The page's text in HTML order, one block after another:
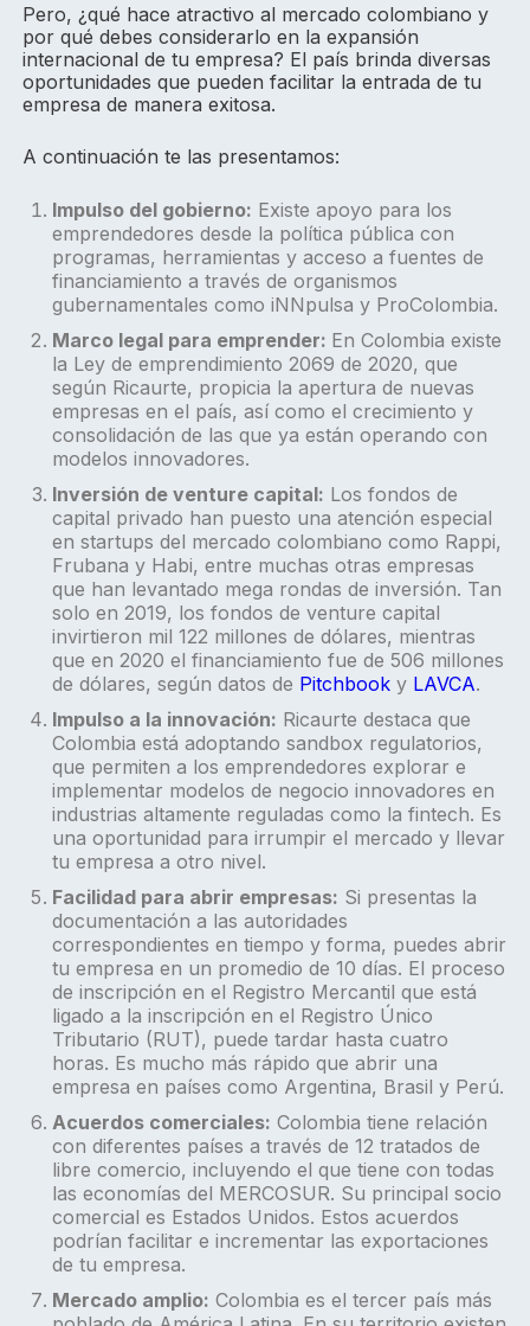
Pero, ¿qué hace atractivo al mercado colombiano y
por qué debes considerarlo en la expansión
internacional de tu empresa? El país brinda diversas
oportunidades que pueden facilitar la entrada de tu
empresa de manera exitosa.
A continuación te las presentamos:
Impulso del gobierno: Existe apoyo para los
emprendedores desde la política pública con
programas, herramientas y acceso a fuentes de
financiamiento a través de organismos
gubernamentales como iNNpulsa y ProColombia.
Marco legal para emprender: En Colombia existe
la Ley de emprendimiento 2069 de 2020, que
según Ricaurte, propicia la apertura de nuevas
empresas en el país, así como el crecimiento y
consolidación de las que ya están operando con
modelos innovadores.
Inversión de venture capital: Los fondos de
capital privado han puesto una atención especial
en startups del mercado colombiano como Rappi,
Frubana y Habi, entre muchas otras empresas
que han levantado mega rondas de inversión. Tan
solo en 2019, los fondos de venture capital
invirtieron mil 122 millones de dólares, mientras
que en 2020 el financiamiento fue de 506 millones
de dólares, según datos de Pitchbooky LAVCA.
Impulso a la innovación: Ricaurte destaca que
Colombia está adoptando sandbox regulatorios,
que permiten a los emprendedores explorar e
implementar modelos de negocio innovadores en
industrias altamente reguladas como la fintech. Es
una oportunidad para irrumpir el mercado y llevar
tu empresa a otro nivel.
Facilidad para abrir empresas: Si presentas la
documentación a las autoridades
correspondientes en tiempo y forma, puedes abrir
tu empresa en un promedio de 10 días. El proceso
de inscripción en el Registro Mercantil que está
ligado a la inscripción en el Registro Único
Tributario (RUT), puede tardar hasta cuatro
horas. Es mucho más rápido que abrir una
empresa en países como Argentina, Brasil y Perú.
Acuerdos comerciales: Colombia tiene relación
con diferentes países a través de 12 tratados de
libre comercio, incluyendo el que tiene con todas
las economías del MERCOSUR. Su principal socio
comercial es Estados Unidos. Estos acuerdos
podrían facilitar e incrementar las exportaciones
de tu empresa.
Mercado amplio: Colombia es el tercer país más